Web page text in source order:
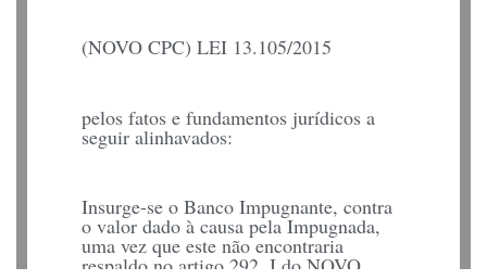
(NOVO CPC) LEI 13.105/2015
pelos fatos e fundamentos jurídicos a
seguir alinhavados:
Insurge-se o Banco Impugnante, contra
o valor dado à causa pela Impugnada,
uma vez que este não encontraria
respaldo no artigo 292, I do NOVO